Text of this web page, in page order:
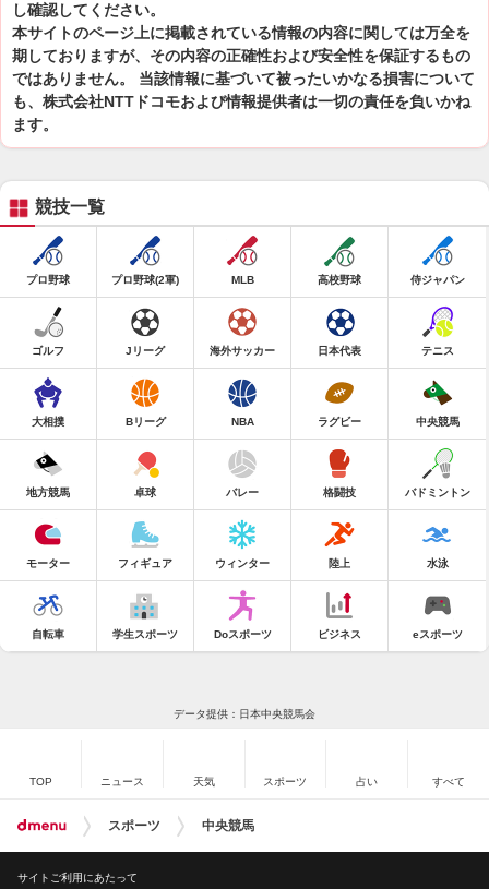
し確認してください。
本サイトのページ上に掲載されている情報の内容に関しては万全を
期しておりますが、その内容の正確性および安全性を保証するもの
ではありません。 当該情報に基づいて被ったいかなる損害について
も、株式会社NTTドコモおよび情報提供者は一切の責任を負いかね
ます。
競技一覧
プロ野球 プロ野球(2軍) MLB 高校野球 侍ジャパン
ゴルフ Jリーグ 海外サッカー 日本代表 テニス
大相撲 Bリーグ NBA ラグビー 中央競馬
地方競馬 卓球 バレー 格闘技 バドミントン
モーター フィギュア ウィンター 陸上 水泳
自転車 学生スポーツ Doスポーツ ビジネス eスポーツ
データ提供：日本中央競馬会
TOP ニュース 天気 スポーツ 占い すべて
スポーツ 中央競馬
サイトご利用にあたって